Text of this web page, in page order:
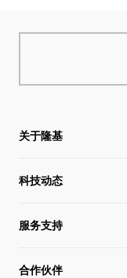
关于隆基
关于隆基
全球化布局
管理层信息
科技动态
硅片价格
行业动态
服务支持
下载中心
合作伙伴